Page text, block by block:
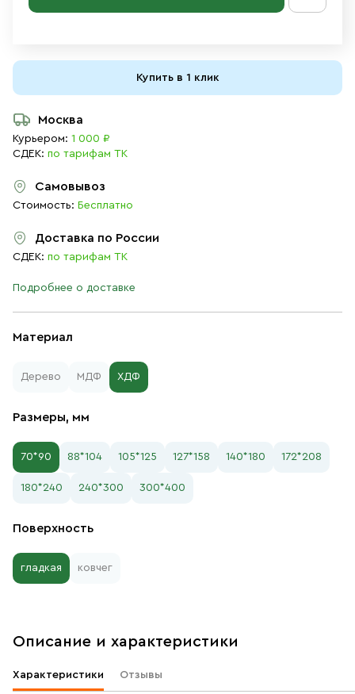
Материал
Дерево МДФ ХДФ
Размеры, мм
70*90 88*104 105*125 127*158 140*180 172*208
180*240 240*300 300*400
Поверхность
гладкая ковчег
Купить в 1 клик
Москва
Курьером: 1 000 ₽
СДЕК: по тарифам ТК
Самовывоз
Стоимость: Бесплатно
Доставка по России
СДЕК: по тарифам ТК
Подробнее о доставке
Описание и характеристики
Характеристики Отзывы